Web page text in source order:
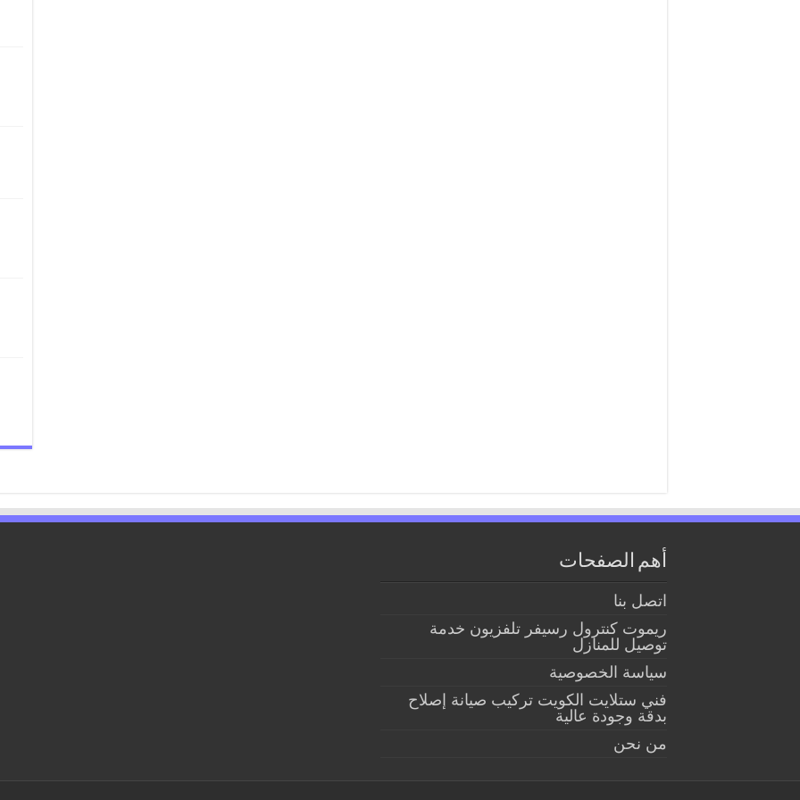
أهم الصفحات
اتصل بنا
ريموت كنترول رسيفر تلفزيون خدمة
توصيل للمنازل
سياسة الخصوصية
فني ستلايت الكويت تركيب صيانة إصلاح
بدقة وجودة عالية
من نحن